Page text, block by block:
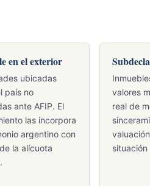
en el exterior
ubicadas
país no
ante AFIP. El
las incorpora
argentino con
la alícuota
valores
real de
situación